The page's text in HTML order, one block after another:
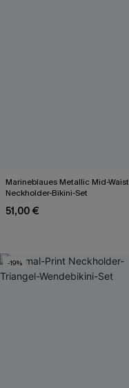
Marineblaues Metallic Mid-Waist
Neckholder-Bikini-Set
51,00 €
-19%